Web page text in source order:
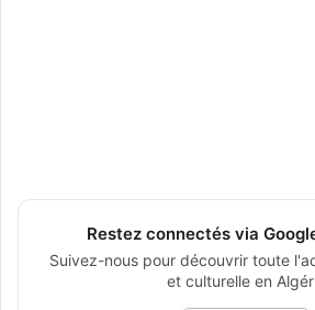
Restez connectés via
Suivez-nous pour découvrir toute
et culturelle en